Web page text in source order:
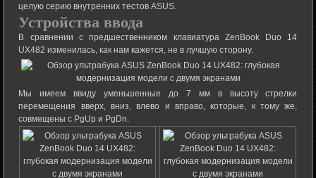
целую серию внутренних тестов ASUS.
Устройства ввода
В сравнении с предшественником клавиатура ZenBook Duo 14
UX482 изменилась, как нам кажется, не в лучшую сторону.
Мы имеем ввиду уменьшенные до 7 мм в высоту стрелки
перемещения вверх, вниз, влево и вправо, которые, к тому же,
совмещены с PgUp и PgDn.